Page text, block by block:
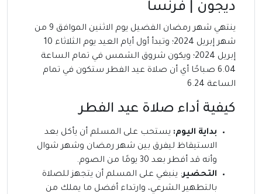
ديجون | فرنسا
ينتهي شهر رمضان الفضيل يوم الاثنين الموافق 9 من
شهر إبريل 2024؛ وتبدأ أول أيام العيد يوم الثلاثاء 10
إبريل 2024؛ ويكون شروق الشمس في تمام الساعة
6.04 صباحًا أي أن صلاة عيد الفطر ستكون في تمام
الساعة 6.24
كيفية أداء صلاة عيد الفطر
بداية اليوم: يستحب على المسلم أن يأكل بعد
الاستيقاظ ليفرق بين شهر رمضان وشهر شوال
وأنه قد أفطر بعد 30 يومًا من الصوم.
التحضير: ينبغي على المسلم أن يتجهز للصلاة
بالتطهير الشرعي، وارتداء أفضل ما يملك من